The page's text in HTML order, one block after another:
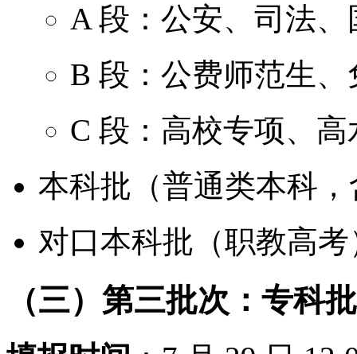
A 段：公安、司法
B 段：公费师范生
C 段：高校专项、
本科批（普通类本科
对口本科批（职教高考
（三）第三批次：专科